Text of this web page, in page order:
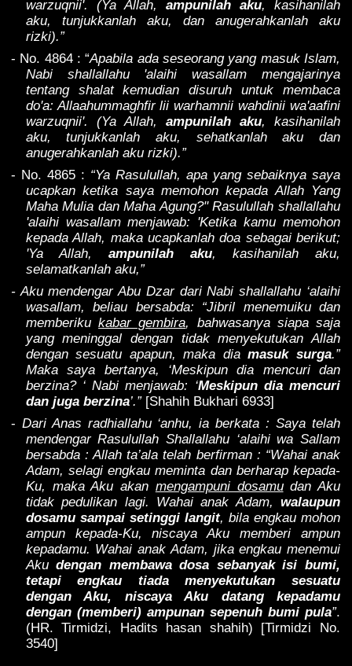
warzuqnii'. (Ya Allah, ampunilah aku, kasihanilah
aku, tunjukkanlah aku, dan anugerahkanlah aku
rizki).”
- No. 4864 : “Apabila ada seseorang yang masuk Islam,
Nabi shallallahu 'alaihi wasallam mengajarinya
tentang shalat kemudian disuruh untuk membaca
do'a: Allaahummaghfir lii warhamnii wahdinii wa'aafini
warzuqnii'. (Ya Allah, ampunilah aku, kasihanilah
aku, tunjukkanlah aku, sehatkanlah aku dan
anugerahkanlah aku rizki).”
- No. 4865 : “Ya Rasulullah, apa yang sebaiknya saya
ucapkan ketika saya memohon kepada Allah Yang
Maha Mulia dan Maha Agung?" Rasulullah shallallahu
'alaihi wasallam menjawab: 'Ketika kamu memohon
kepada Allah, maka ucapkanlah doa sebagai berikut;
'Ya Allah, ampunilah aku, kasihanilah aku,
selamatkanlah aku,”
- Aku mendengar Abu Dzar dari Nabi shallallahu ‘alaihi
wasallam, beliau bersabda: “Jibril menemuiku dan
memberikukabar gembira, bahwasanya siapa saja
yang meninggal dengan tidak menyekutukan Allah
dengan sesuatu apapun, maka diamasuk surga.”
Maka saya bertanya, ‘Meskipun dia mencuri dan
berzina? ‘ Nabi menjawab: ‘Meskipun dia mencuri
dan juga berzina’.” [Shahih Bukhari 6933]
- Dari Anas radhiallahu ‘anhu, ia berkata : Saya telah
mendengar Rasulullah Shallallahu ‘alaihi wa Sallam
bersabda : Allah ta’ala telah berfirman : “Wahai anak
Adam, selagi engkau meminta dan berharap kepada-
Ku, maka Aku akan mengampuni dosamudan Aku
tidak pedulikan lagi. Wahai anak Adam, walaupun
dosamu sampai setinggi langit, bila engkau mohon
ampun kepada-Ku, niscaya Aku memberi ampun
kepadamu. Wahai anak Adam, jika engkau menemui
Akudengan membawa dosa sebanyak isi bumi,
tetapi engkau tiada menyekutukan sesuatu
dengan Aku, niscaya Aku datang kepadamu
dengan (memberi) ampunan sepenuh bumi pula”.
(HR. Tirmidzi, Hadits hasan shahih) [Tirmidzi No.
3540]